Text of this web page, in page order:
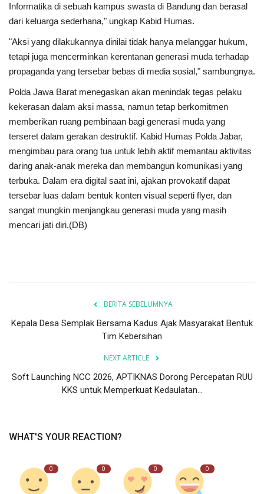
Informatika di sebuah kampus swasta di Bandung dan berasal
dari keluarga sederhana," ungkap Kabid Humas.
"Aksi yang dilakukannya dinilai tidak hanya melanggar hukum,
tetapi juga mencerminkan kerentanan generasi muda terhadap
propaganda yang tersebar bebas di media sosial," sambungnya.
Polda Jawa Barat menegaskan akan menindak tegas pelaku
kekerasan dalam aksi massa, namun tetap berkomitmen
memberikan ruang pembinaan bagi generasi muda yang
terseret dalam gerakan destruktif. Kabid Humas Polda Jabar,
mengimbau para orang tua untuk lebih aktif memantau aktivitas
daring anak-anak mereka dan membangun komunikasi yang
terbuka. Dalam era digital saat ini, ajakan provokatif dapat
tersebar luas dalam bentuk konten visual seperti flyer, dan
sangat mungkin menjangkau generasi muda yang masih
mencari jati diri.(DB)
BERITA SEBELUMNYA
Kepala Desa Semplak Bersama Kadus Ajak Masyarakat Bentuk
Tim Kebersihan
NEXT ARTICLE
Soft Launching NCC 2026, APTIKNAS Dorong Percepatan RUU
KKS untuk Memperkuat Kedaulatan...
WHAT'S YOUR REACTION?
0 0 0 0